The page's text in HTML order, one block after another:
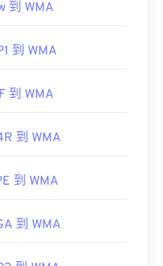
是開啟這些檔案的
案類型。
式包括VLC 媒體播放
Media
到 WMA
到 WMA
到 WMA
到 WMA
到 WMA
到 WMA